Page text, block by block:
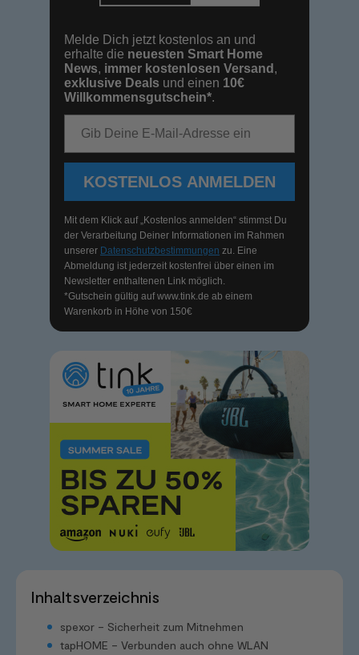
Melde Dich jetzt kostenlos an und
erhalte die neuesten Smart Home
News, immer kostenlosen Versand ,
exklusive Deals und einen 10€
Willkommensgutschein*.
KOSTENLOS ANMELDEN
Mit dem Klick auf „Kostenlos anmelden“ stimmst Du
der Verarbeitung Deiner Informationen im Rahmen
unserer Datenschutzbestimmungen zu. Eine
Abmeldung ist jederzeit kostenfrei über einen im
Newsletter enthaltenen Link möglich.
*Gutschein gültig aufwww.tink.de ab einem
Warenkorb in Höhe von 150€
Inhaltsverzeichnis
spexor – Sicherheit zum Mitnehmen
tapHOME – Verbunden auch ohne WLAN